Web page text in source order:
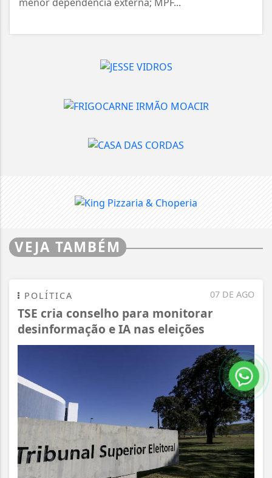
VEJA TAMBÉM
07 DE AGO
POLÍTICA
TSE cria conselho para monitorar
desinformação e IA nas eleições